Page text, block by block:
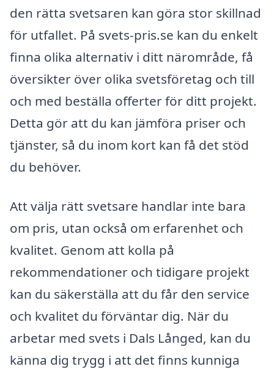
den rätta svetsaren kan göra stor skillnad
för utfallet. På svets-pris.se kan du enkelt
finna olika alternativ i ditt närområde, få
översikter över olika svetsföretag och till
och med beställa offerter för ditt projekt.
Detta gör att du kan jämföra priser och
tjänster, så du inom kort kan få det stöd
du behöver.
Att välja rätt svetsare handlar inte bara
om pris, utan också om erfarenhet och
kvalitet. Genom att kolla på
rekommendationer och tidigare projekt
kan du säkerställa att du får den service
och kvalitet du förväntar dig. När du
arbetar med svets i Dals Långed, kan du
känna dig trygg i att det finns kunniga